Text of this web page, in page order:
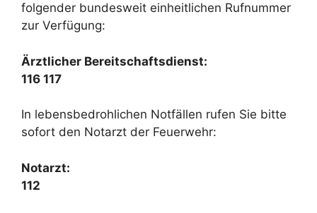
folgender bundesweit einheitlichen Rufnummer
zur Verfügung:
Ärztlicher Bereitschaftsdienst:
116 117
In lebensbedrohlichen Notfällen rufen Sie bitte
sofort den Notarzt der Feuerwehr:
Notarzt:
112